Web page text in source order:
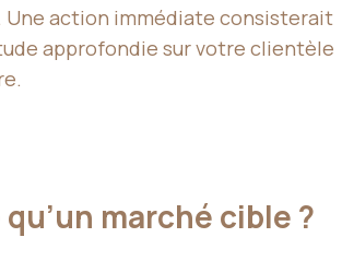
Une action immédiate consisterait
approfondie sur votre clientèle
marché cible ?